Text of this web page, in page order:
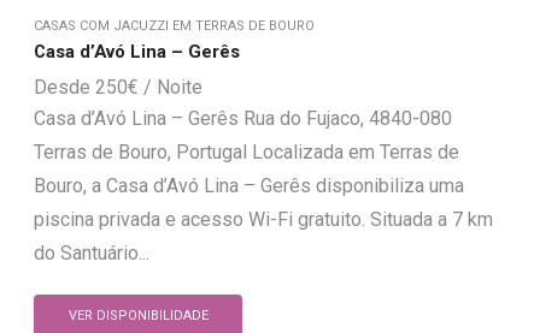
CASAS COM JACUZZI EM TERRAS DE BOURO
Casa d’Avó Lina – Gerês
250€
Casa d’Avó Lina – Gerês Rua do Fujaco, 4840-080
Terras de Bouro, Portugal Localizada em Terras de
Bouro, a Casa d’Avó Lina – Gerês disponibiliza uma
piscina privada e acesso Wi-Fi gratuito. Situada a 7 km
do Santuário...
VER DISPONIBILIDADE